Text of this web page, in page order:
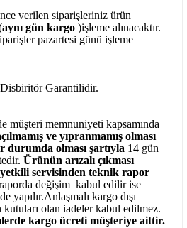
verilen siparişleriniz ürün
aynı gün kargo )işleme alınacaktır.
pazartesi günü işleme
Garantilidir.
müşteri memnuniyeti kapsamında
ve yıpranmamış olması
durumda olması şartıyla 14 gün
Ürünün arızalı çıkması
servisinden teknik rapor
değişim kabul edilir ise
yapılır.Anlaşmalı kargo dışı
kutuları olan iadeler kabul edilmez.
kargo ücreti müşteriye aittir.